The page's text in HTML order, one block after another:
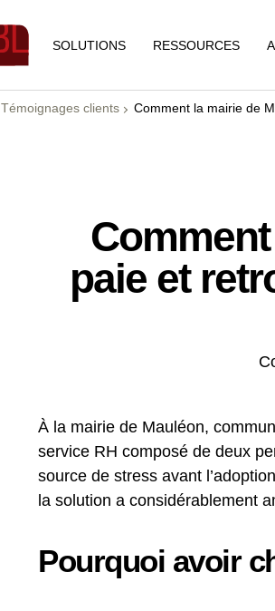
SOLUTIONS RESSOURCES
Témoignages clients Comment la mairie de
paie et
À la mairie de Mauléon,
service RH composé de deux
source de stress avant
la solution a considérablement
Pourquoi avoir